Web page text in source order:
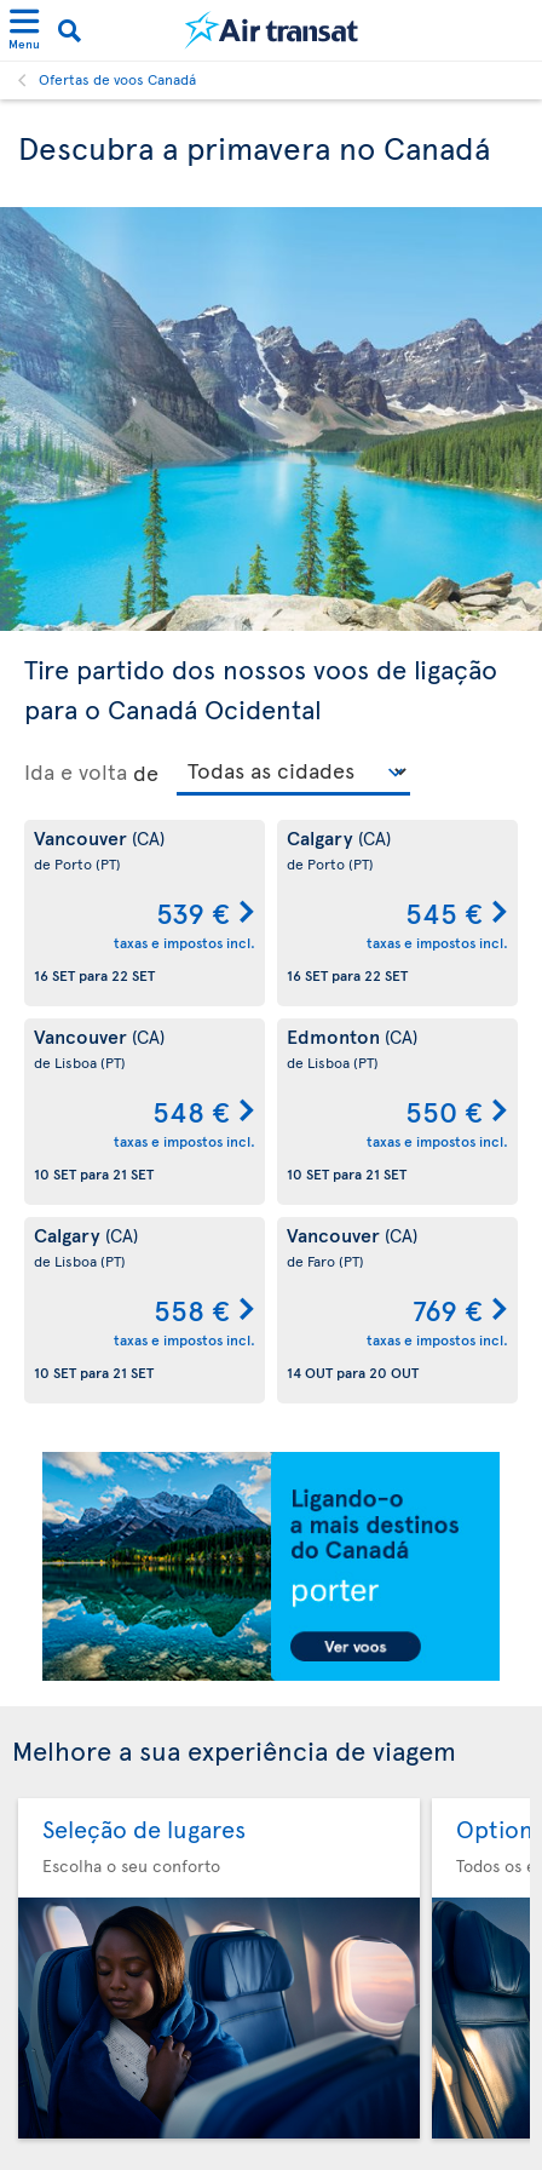
Menu
Ofertas de voos Canadá
Descubra a primavera no Canadá
Tire partido dos nossos voos de ligação
para o Canadá Ocidental
Ida e volta de
Vancouver (CA)
de Porto(PT)
539 €
taxas e impostos incl.
16 SETpara22 SET
Calgary (CA)
de Porto(PT)
545 €
taxas e impostos incl.
16 SETpara22 SET
Vancouver (CA)
de Lisboa(PT)
548 €
taxas e impostos incl.
10 SETpara21 SET
Edmonton (CA)
de Lisboa(PT)
550 €
taxas e impostos incl.
10 SETpara21 SET
Calgary (CA)
de Lisboa(PT)
558 €
taxas e impostos incl.
10 SETpara21 SET
Vancouver (CA)
de Faro(PT)
769 €
taxas e impostos incl.
14 OUTpara20 OUT
Melhore a sua experiência de viagem
Seleção de lugares
Escolha o seu conforto
Option
Todos os